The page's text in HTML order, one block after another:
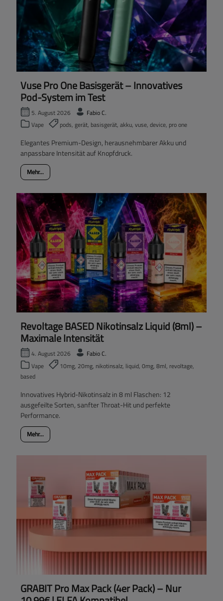
Vuse Pro One Basisgerät – Innovatives
Pod-System im Test
5. August 2026
Fabio C.
Vape
pods, gerät, basisgerät, akku, vuse, device, pro one
Elegantes Premium-Design, herausnehmbarer Akku und
anpassbare Intensität auf Knopfdruck.
Mehr...
Revoltage BASED Nikotinsalz Liquid (8ml) –
Maximale Intensität
4. August 2026
Fabio C.
Vape
10mg, 20mg, nikotinsalz, liquid, 0mg, 8ml, revoltage,
based
Innovatives Hybrid-Nikotinsalz in 8 ml Flaschen: 12
ausgefeilte Sorten, sanfter Throat-Hit und perfekte
Performance.
Mehr...
GRABIT Pro Max Pack (4er Pack) – Nur